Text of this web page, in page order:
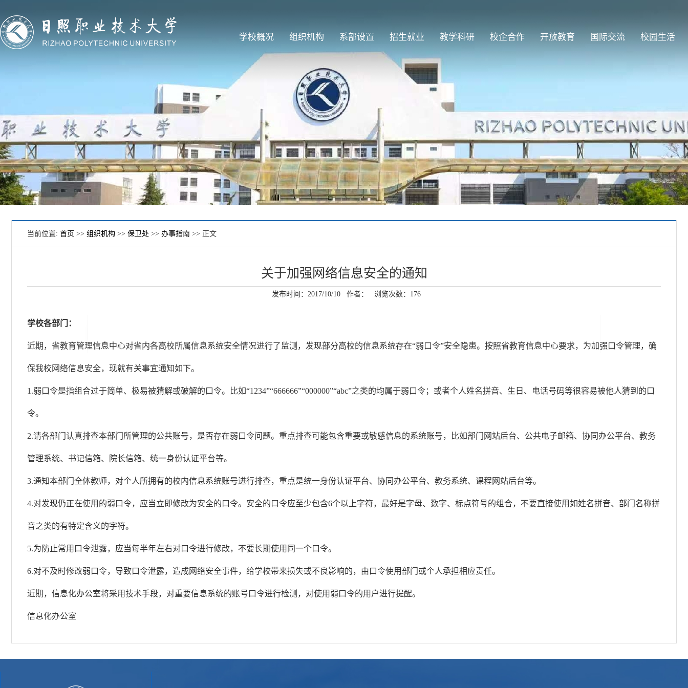
学校概况 组织机构 系部设置 招生就业 教学科研 校企合作 开放教育 国际交流 校园生活
当前位置: 首页 >> 组织机构 >> 保卫处 >> 办事指南 >> 正文
关于加强网络信息安全的通知
发布时间：2017/10/10 作者： 浏览次数： 176
学校各部门：
近期，省教育管理信息中心对省内各高校所属信息系统安全情况进行了监测，发现部分高校的信息系统存在“弱口令”安全隐患。按照省教育信息中心要求，为加强口令管理，确
保我校网络信息安全，现就有关事宜通知如下。
1.弱口令是指组合过于简单、极易被猜解或破解的口令。比如“1234”“666666”“000000”“abc”之类的均属于弱口令；或者个人姓名拼音、生日、电话号码等很容易被他人猜到的口
令。
2.请各部门认真排查本部门所管理的公共账号，是否存在弱口令问题。重点排查可能包含重要或敏感信息的系统账号，比如部门网站后台、公共电子邮箱、协同办公平台、教务
管理系统、书记信箱、院长信箱、统一身份认证平台等。
3.通知本部门全体教师，对个人所拥有的校内信息系统账号进行排查，重点是统一身份认证平台、协同办公平台、教务系统、课程网站后台等。
4.对发现仍正在使用的弱口令，应当立即修改为安全的口令。安全的口令应至少包含6个以上字符，最好是字母、数字、标点符号的组合，不要直接使用如姓名拼音、部门名称拼
音之类的有特定含义的字符。
5.为防止常用口令泄露，应当每半年左右对口令进行修改，不要长期使用同一个口令。
6.对不及时修改弱口令，导致口令泄露，造成网络安全事件，给学校带来损失或不良影响的，由口令使用部门或个人承担相应责任。
近期，信息化办公室将采用技术手段，对重要信息系统的账号口令进行检测，对使用弱口令的用户进行提醒。
信息化办公室